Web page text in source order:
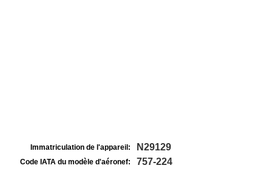
Immatriculation de l'appareil: N29129
Code IATA du modèle d'aéronef: 757-224